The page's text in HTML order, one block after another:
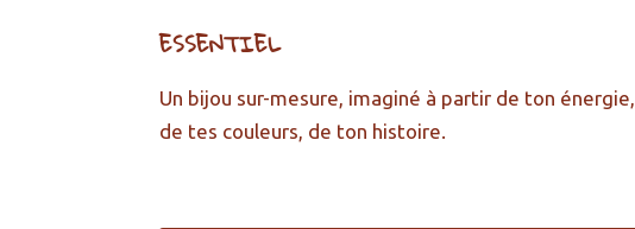
ESSENTIEL
Un bijou sur-mesure, imaginé à partir de ton énergie,
de tes couleurs, de ton histoire.